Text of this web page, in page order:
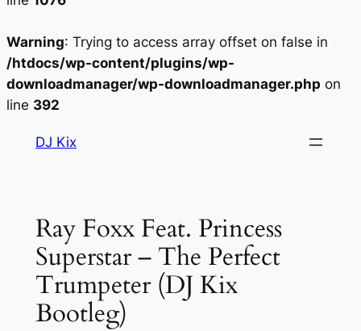
Warning: Trying to access array offset on false in
/htdocs/wp-content/plugins/wp-
downloadmanager/wp-downloadmanager.php on
line 392
DJ Kix
Ray Foxx Feat. Princess
Superstar – The Perfect
Trumpeter (DJ Kix
Bootleg)